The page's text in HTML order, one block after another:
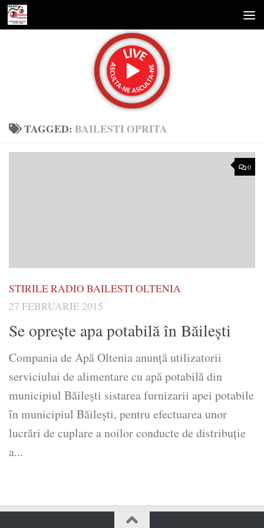
Skip to content
TAGGED:BAILESTI OPRITA
0
STIRILE RADIO BAILESTI OLTENIA
27 FEBRUARIE 2015
Se oprește apa potabilă în Băilești
Compania de Apă Oltenia anunță utilizatorii
serviciului de alimentare cu apă potabilă din
municipiul Băilești sistarea furnizarii apei potabile
în municipiul Băilești, pentru efectuarea unor
lucrări de cuplare a noilor conducte de distribuție
a...